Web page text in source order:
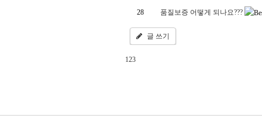
28 품질보증 어떻게 되나요???
글 쓰기
123